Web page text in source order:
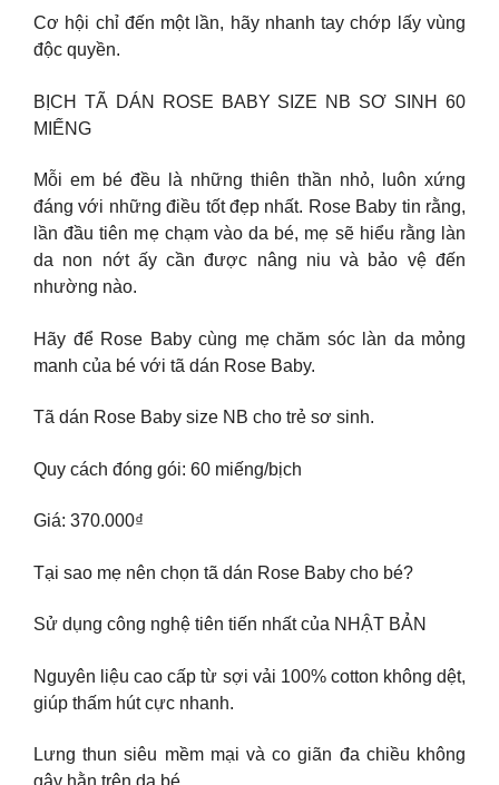
Cơ hội chỉ đến một lần, hãy nhanh tay chớp lấy vùng
độc quyền.
BỊCH TÃ DÁN ROSE BABY SIZE NB SƠ SINH 60
MIẾNG
Mỗi em bé đều là những thiên thần nhỏ, luôn xứng
đáng với những điều tốt đẹp nhất. Rose Baby tin rằng,
lần đầu tiên mẹ chạm vào da bé, mẹ sẽ hiểu rằng làn
da non nớt ấy cần được nâng niu và bảo vệ đến
nhường nào.
Hãy để Rose Baby cùng mẹ chăm sóc làn da mỏng
manh của bé với tã dán Rose Baby.
Tã dán Rose Baby size NB cho trẻ sơ sinh.
Quy cách đóng gói: 60 miếng/bịch
Giá: 370.000₫
Tại sao mẹ nên chọn tã dán Rose Baby cho bé?
Sử dụng công nghệ tiên tiến nhất của NHẬT BẢN
Nguyên liệu cao cấp từ sợi vải 100% cotton không dệt,
giúp thấm hút cực nhanh.
Lưng thun siêu mềm mại và co giãn đa chiều không